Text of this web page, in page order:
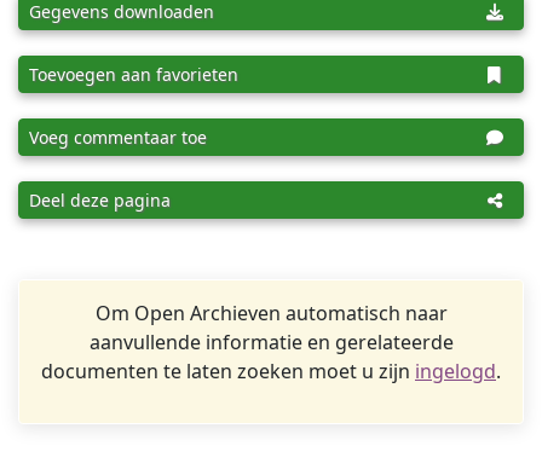
Gegevens downloaden
Toevoegen aan favorieten
Voeg commentaar toe
Deel deze pagina
Om Open Archieven automatisch naar
aanvullende informatie en gerelateerde
documenten te laten zoeken moet u zijn ingelogd.